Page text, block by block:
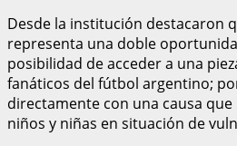
Desde la institución destacaron
representa una doble
posibilidad de acceder a una
fanáticos del fútbol argentino;
directamente con una causa
niños y niñas en situación de